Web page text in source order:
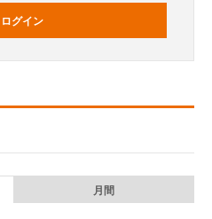
ログイン
月間